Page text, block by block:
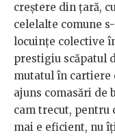
creștere din țară,
celelalte comune
locuințe colective
prestigiu scăpatul
mutatul în cartiere
ajuns comasări de
cam trecut, pentru
mai e eficient, nu